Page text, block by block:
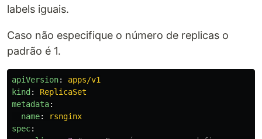
labels iguais.
Caso não especifique o número de replicas o
padrão é 1.
apiVersion:
apps/v1
kind :
ReplicaSet
metadata:
name:
rsnginx
spec: